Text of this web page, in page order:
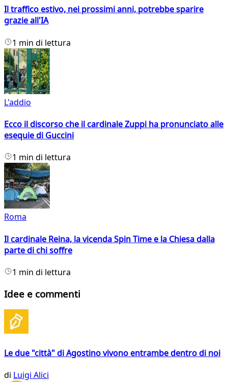
Il traffico estivo, nei prossimi anni, potrebbe sparire
grazie all'IA
1 min di lettura
L'addio
Ecco il discorso che il cardinale Zuppi ha pronunciato alle
esequie di Guccini
1 min di lettura
Roma
Il cardinale Reina, la vicenda Spin Time e la Chiesa dalla
parte di chi soffre
1 min di lettura
Idee e commenti
Le due "città" di Agostino vivono entrambe dentro di noi
di Luigi Alici